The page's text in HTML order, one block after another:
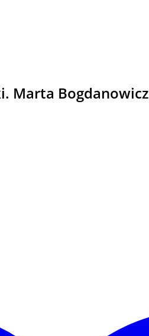
Marta Bogdanowicz